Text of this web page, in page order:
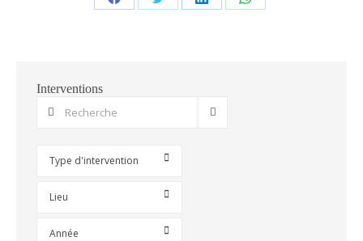
PartagerPartagerPartagerPartager
Interventions
Type d'intervention
Lieu
Année